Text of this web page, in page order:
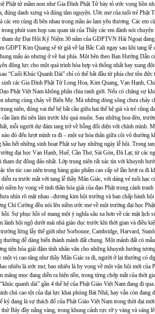
Phật tử mầm non như Gia Đình Phật Tử bày tỏ ước vọng hồn
đúng danh xưng và đúng tâm nguyện. Ước mơ của tuổi trẻ
các em cùng đi bên nhau trong mầu áo lam yêu thương. Các
trong phút sum họp sau quan tài của Thầy các em đành nói
tham dự Đại Hội Kỷ Niệm 30 năm của GĐPTVN Hải Ngoại
GĐPT Kim Quang sẽ từ giã về lại Bắc Cali ngay sau khi tang
mấu áo nhưng ở về hai phía. Một bên theo Ban Hướng Dẫn
động lực cho một quá trình hòa hợp và thống nhất hay xung
“Cuối Khúc Quanh Dài” chỉ có thể bắt đầu từ phía chư tôn
sinh các Gia Đình Phật Tử Long Hoa, Kim Quang, Vạn Hạnh,
Phật Việt Nam không phân chia ranh giới. Nếu có chăng sự
nhưng cùng chảy về Biển Mẹ. Mà những dòng sông chưa chảy
niên, đóng vai thế hệ bắt cầu giữa hai thế hệ già và trẻ cũng
cần làm thì nên làm trước khi quá muộn. Sau những hoa đèn,
mỗi người dự đám tang trở về bỗng đối diện với chính mình.
nào đó đến lượt mình ra đi – một sự hóa thân giữa cõi vô thường
hầu hết những sinh hoạt Phật sự hay những ngày lễ hội. Trong
đại học Vạn Hạnh, Huế, Cần Thơ, Sài Gòn, Đà Lạt; từ các
tham dự đông đảo nhất. Lớp trung niên rất xác tín với khuynh
tôn túc cao niên trong hàng giáo phẩm cao cấp sẽ lần lượt ra
diễn ra trước mắt với tang lễ thầy Mãn Giác, với dáng vẻ tuổi
niềm hy vọng về tinh thần hóa giải của đạo Phật trong cảnh
nhìn rõ mặt nhau –đương kim hội trưởng và ban chấp hành
Chí Cường đều nói lên niềm ước mơ về một trường đại học
hồi. Sự phục hồi sẽ mang một ý nghĩa sâu xa hơn về các mặt
lành hội ngộ dưới mái nhà giáo dục trước khi thời gian và điều
lừng lẫy thế giới như Sorbonne, Cambridge, Harvard,
thường dễ dàng biến thành mảnh đất chung. Một mảnh đất có
tiện hóa giải đậm tính nhân văn cho những khuynh hướng
một vị cao tăng như thầy Mãn Giác ra đi, người ở lại thường có
nhiêu là ước mơ, bao nhiêu là hy vọng về một vận hội mới
măng mọc đang diễn ra hiện tiền, trong từng chớp mắt của thời
quanh dài” gần 4 thế hệ của Phật Giáo Việt Nam đang đi
chú cao tột của đại lực khai phóng Bát Nhã; hay vẫn còn đang
kỷ đang là sự thách đố của Phật Giáo Việt Nam trong thời đại
thử Bảy đầy nắng vàng, trong khung cảnh rực rỡ y vàng và